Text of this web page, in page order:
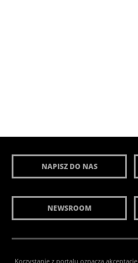
NAPISZ DO NAS
NEWSROOM
Korzystanie z portalu oznacza akceptację